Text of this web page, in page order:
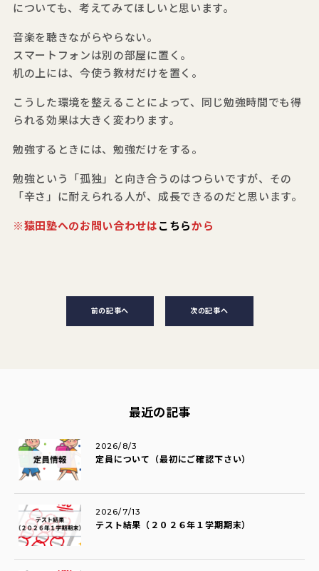
についても、考えてみてほしいと思います。
音楽を聴きながらやらない。
スマートフォンは別の部屋に置く。
机の上には、今使う教材だけを置く。
こうした環境を整えることによって、同じ勉強時間でも得
られる効果は大きく変わります。
勉強するときには、勉強だけをする。
勉強という「孤独」と向き合うのはつらいですが、その
「辛さ」に耐えられる人が、成長できるのだと思います。
※猿田塾へのお問い合わせは こちらから
前の記事へ 次の記事へ
最近の記事
定員について（最初にご確認下さい）
2026/8/3
テスト結果（２０２６年１学期期末）
2026/7/13